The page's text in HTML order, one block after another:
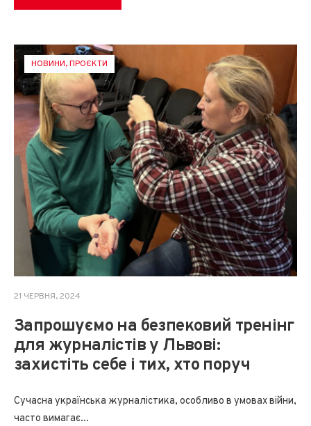
НОВИНИ,ПРОЄКТИ
21 ЧЕРВНЯ, 2024
Запрошуємо на безпековий тренінг
для журналістів у Львові:
захистіть себе і тих, хто поруч
Сучасна українська журналістика, особливо в умовах війни,
часто вимагає...